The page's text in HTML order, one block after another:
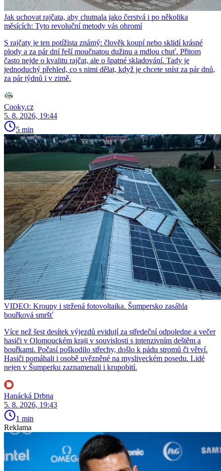
Jak uchovat rajčata, aby chutnala jako čerstvá i po několika
měsících: Tyto revoluční metody vás ohromí
S rajčaty je ten potížista známý: člověk koupí nebo sklidí krásné
plody a za pár dní řeší moučnatou dužinu a mdlou chuť. Přitom
často nejde o kvalitu rajčat, ale o špatné skladování. Tady je
jednoduchý přehled, co s nimi dělat, když je chcete sníst za pár dnů,
za pár týdnů i v zimě.
Cooky.cz
5. 8. 2026, 19:44
5 min
VIDEO: Kroupy i stržená fotovoltaika. Šumpersko zasáhla
bouřková smršť
Více než šest desítek výjezdů evidují za středeční odpoledne a večer
hasiči v Olomouckém kraji v souvislosti s intenzivním deštěm a
bouřkami. Počasí poškodilo střechy, došlo k pádu stromů či větví.
Hasiči pomáhali i osobě uvězněné na mysliveckém posedu. Lidé
nejen v Šumperku zaznamenali i krupobití.
Hanácká Drbna
5. 8. 2026, 19:43
1 min
Reklama